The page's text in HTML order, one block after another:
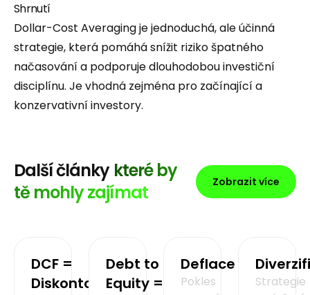
Shrnutí
Dollar-Cost Averaging je jednoduchá, ale účinná
strategie, která pomáhá snížit riziko špatného
načasování a podporuje dlouhodobou investiční
disciplínu. Je vhodná zejména pro začínající a
konzervativní investory.
Další články které by
tě mohly zajímat
Zobrazit více
DCF =
Diskontovaný
Debt to
Equity =
Deflace
Pokles
Strategie